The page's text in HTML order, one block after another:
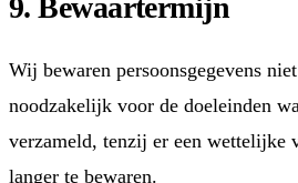
9. Bewaartermijn
Wij bewaren persoonsgegevens
noodzakelijk voor de doeleinden
verzameld, tenzij er een wettelijke
langer te bewaren.